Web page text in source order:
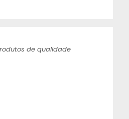
de qualidade